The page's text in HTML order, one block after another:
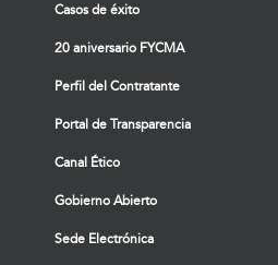
Casos de éxito
20 aniversario FYCMA
Perfil del Contratante
Portal de Transparencia
Canal Ético
Gobierno Abierto
Sede Electrónica